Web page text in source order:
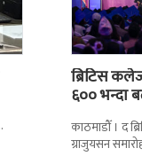
ब्रिटिस
६०० भन्दा
काठमाडौँ । द
ग्राजुयसन